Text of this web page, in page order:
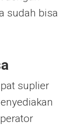
sudah bisa
suplier